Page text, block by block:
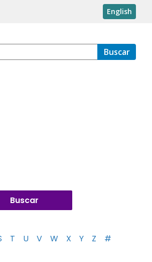
English
Buscar
T U V W X Y Z #